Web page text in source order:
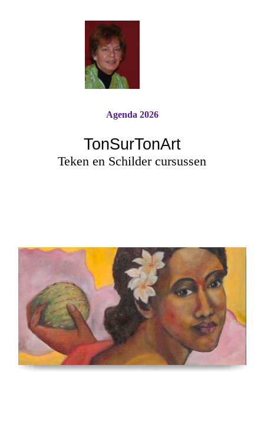
TonSurTonArt
Teken en Schilder cursussen
Agenda 2026